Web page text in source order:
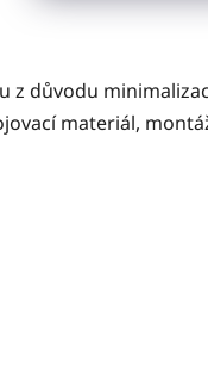
z důvodu
materiál,